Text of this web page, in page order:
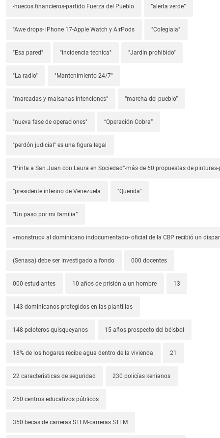
-huecos financieros-partido Fuerza del Pueblo ”alerta verde”
"Awe drops- iPhone 17-Apple Watch y AirPods "Colegiala"
"Esa pared" "incidencia técnica" "Jardín prohibido"
"La radio" "Mantenimiento 24/7"
"marcadas y malsanas intenciones" “marcha del pueblo”
"nueva fase de operaciones" “Operación Cobra”
"perdón judicial" es una figura legal
“Pinta a San Juan con Laura en Sociedad”-más de 60 propuestas de
“presidente interino de Venezuela "Querida"
“Un paso por mi familia”
«monstruo» al dominicano indocumentado- oficial de la CBP recibió un
(Senasa) debe ser investigado a fondo 000 docentes
000 estudiantes 10 años de prisión a un hombre 13
143 dominicanos protegidos en las plantillas
148 peloteros quisqueyanos 15 años prospecto del béisbol
18% de los hogares recibe agua dentro de la vivienda 21
22 características de seguridad 230 policías kenianos
250 centros educativos públicos
350 becas de carreras STEM-carreras STEM